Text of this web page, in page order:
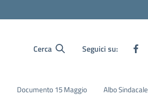
Cerca Seguici su:
Documento 15 Maggio Albo Sindacale